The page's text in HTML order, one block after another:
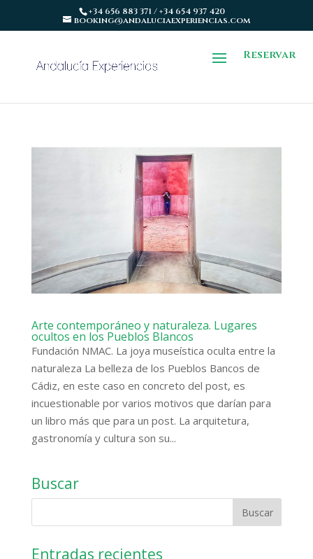
+34 656 883 371 / +34 654 937 420
booking@andaluciaexperiencias.com
Reservar
Arte contemporáneo y naturaleza. Lugares
ocultos en los Pueblos Blancos
Fundación NMAC. La joya museística oculta entre la
naturaleza La belleza de los Pueblos Bancos de
Cádiz, en este caso en concreto del post, es
incuestionable por varios motivos que darían para
un libro más que para un post. La arquitetura,
gastronomía y cultura son su...
Buscar
Entradas recientes